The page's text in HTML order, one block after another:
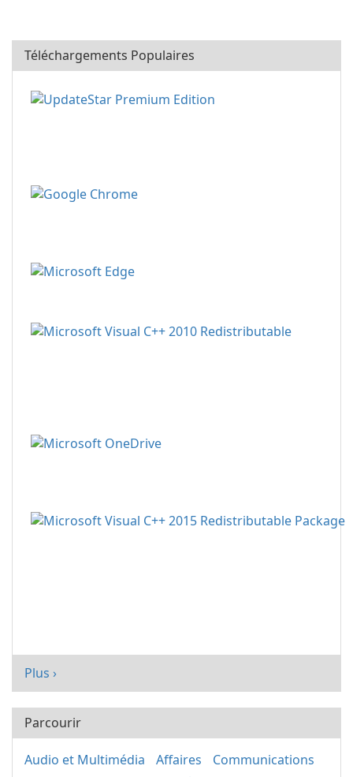
Téléchargements Populaires
Plus ›
Parcourir
Audio et Multimédia Affaires
Communications